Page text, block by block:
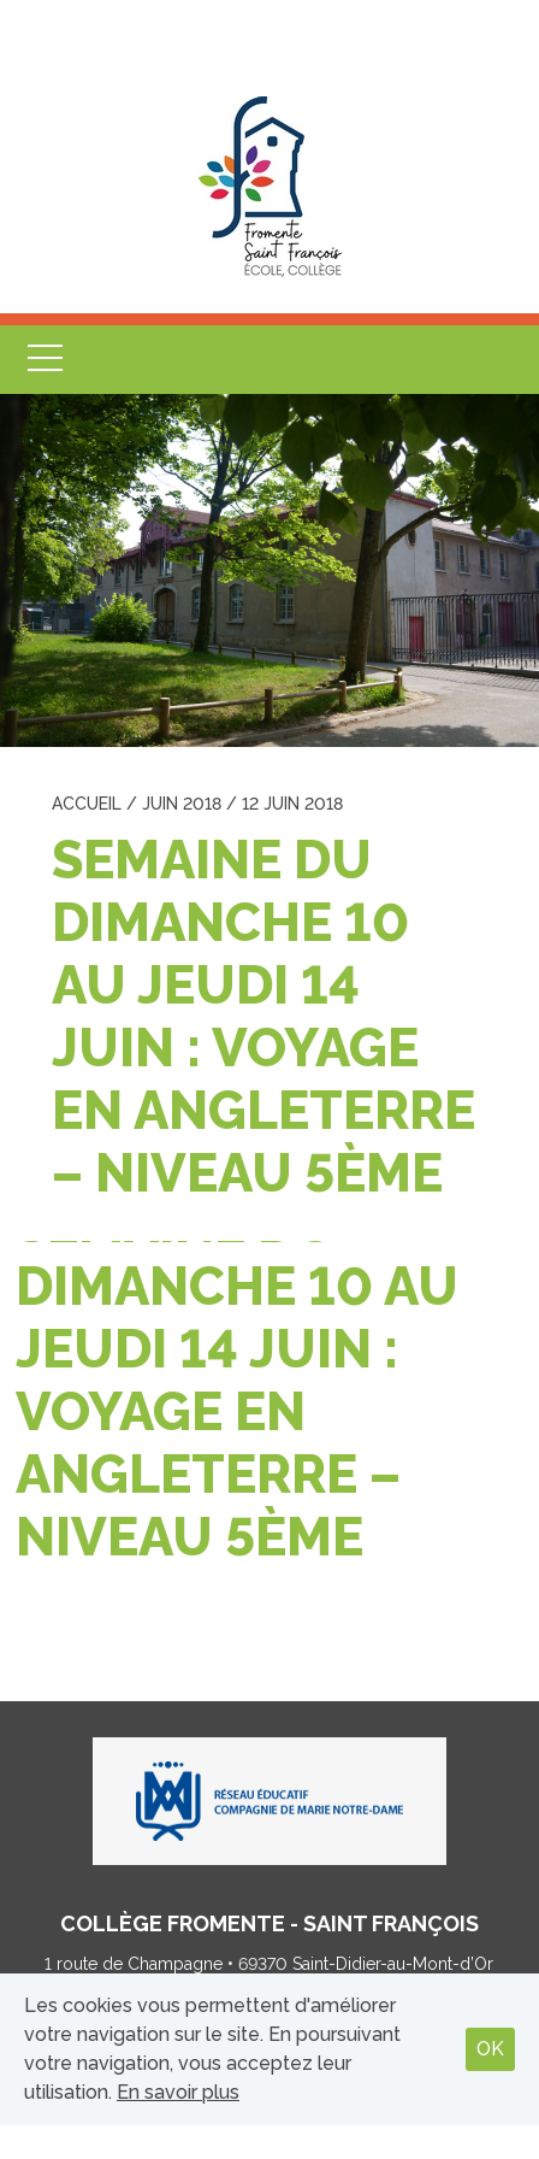
ACCUEIL /JUIN 2018 /12 JUIN 2018
SEMAINE DU
DIMANCHE 10
AU JEUDI 14
JUIN : VOYAGE
EN ANGLETERRE
– NIVEAU 5ÈME
DIMANCHE 10 AU
JEUDI 14 JUIN :
VOYAGE EN
ANGLETERRE –
NIVEAU 5ÈME
COLLÈGE FROMENTE - SAINT FRANÇOIS
1 route de Champagne • 69370 Saint-Didier-au-Mont-d’Or
MENTIONS LÉGALES | CONTACT
Les cookies vous permettent d'améliorer
votre navigation sur le site. En poursuivant
votre navigation, vous acceptez leur
utilisation. En savoir plus
OK